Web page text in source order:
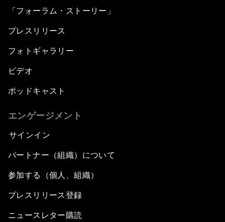
「フォーラム・ストーリー」
プレスリリース
フォトギャラリー
ビデオ
ポッドキャスト
エンゲージメント
サインイン
パートナー（組織）について
参加する（個人、組織）
プレスリリース登録
ニュースレター購読